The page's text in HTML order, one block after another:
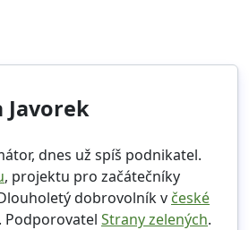
Javorek
dnes už spíš podnikatel.
, projektu pro začátečníky
dobrovolník v české
. Podporovatel Strany zelených.